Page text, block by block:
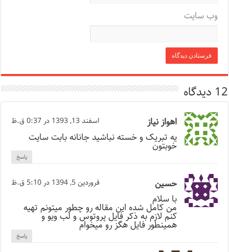
وب‌ سایت
12 دیدگاه
اهواز نیاز اسفند 13, 1393 در 0:37 ق.ظ
یه تبریک و خسته نباشید جانانه بابت سایت
خوبتون
پاسخ
حسین فروردین 5, 1394 در 5:10 ق.ظ
با سلام
من کامل شده این مقاله رو چطور میتونم تهیه
کنم لازم به ذکر فایل پروتوس و لب ویو و
همینطور فایل هگز رو میخوام
پاسخ